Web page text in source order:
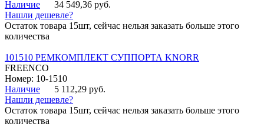
Наличие
34 549,36 руб.
Нашли дешевле?
Остаток товара 15шт, сейчас нельзя заказать больше этого
количества
101510 РЕМКОМПЛЕКТ СУППОРТА KNORR
FREENCO
Номер: 10-1510
Наличие
5 112,29 руб.
Нашли дешевле?
Остаток товара 15шт, сейчас нельзя заказать больше этого
количества